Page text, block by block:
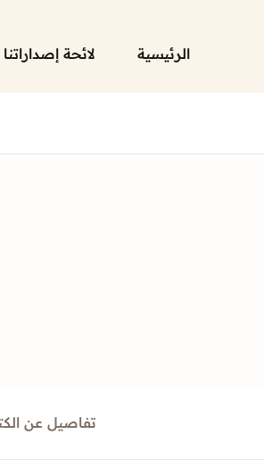
الرئيسية لائحة إصداراتنا
تفاصيل عن